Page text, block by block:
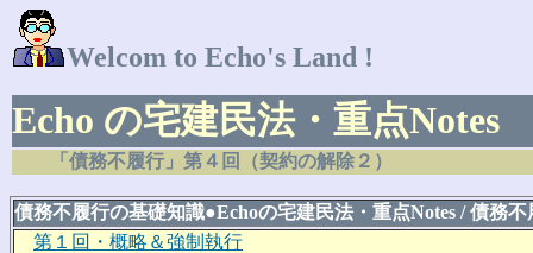
Welcom to Echo's Land !
Echo の宅建民法・重点Notes
「債務不履行」第４回（契約の解除２）
債務不履行の基礎知識●Echoの宅建民法・重点Notes / 債務不
第１回・概略＆強制執行